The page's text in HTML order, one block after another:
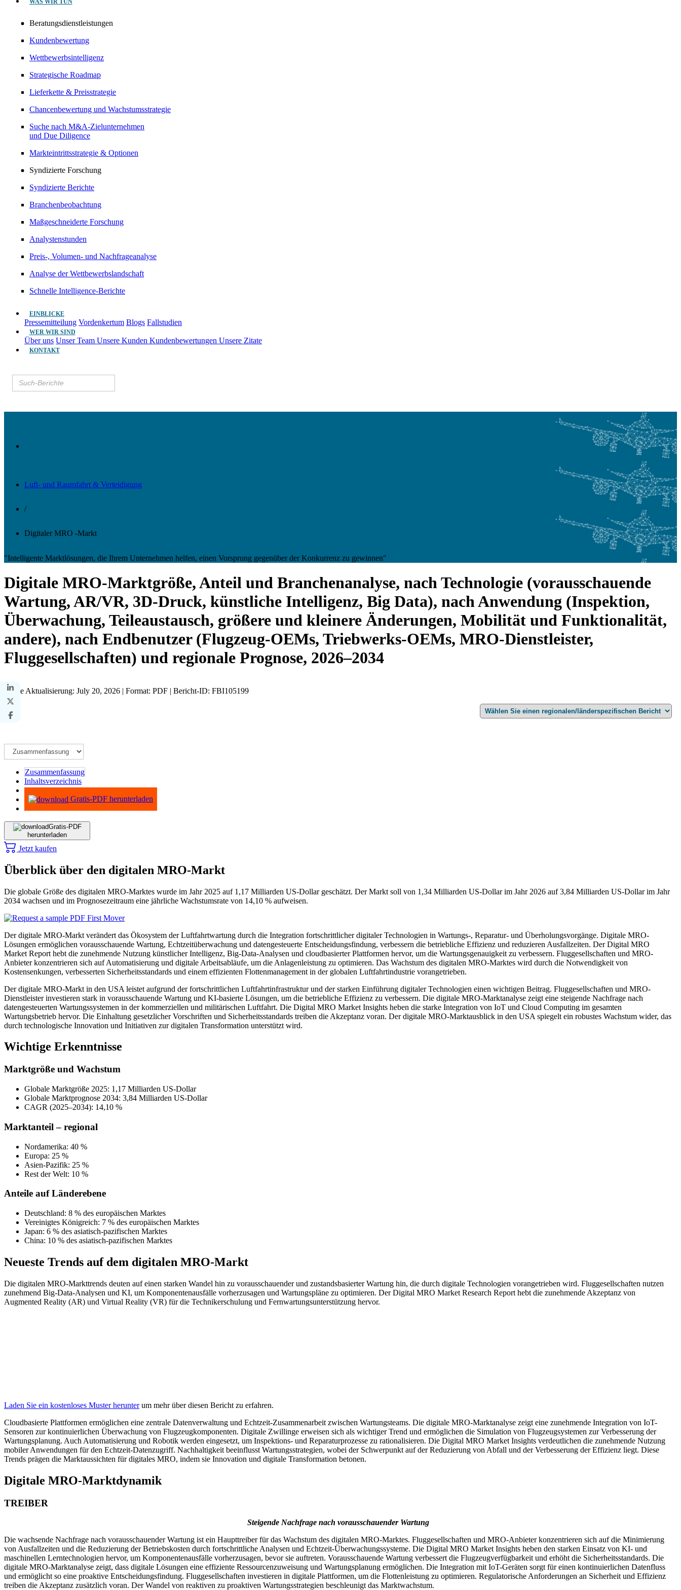
WAS WIR TUN
Beratungsdienstleistungen
Kundenbewertung
Wettbewerbsintelligenz
Strategische Roadmap
Lieferkette & Preisstrategie
Chancenbewertung und Wachstumsstrategie
Suche nach M&A-Zielunternehmen
und Due Diligence
Markteintrittsstrategie & Optionen
Syndizierte Forschung
Syndizierte Berichte
Branchenbeobachtung
Maßgeschneiderte Forschung
Analystenstunden
Preis-, Volumen- und Nachfrageanalyse
Analyse der Wettbewerbslandschaft
Schnelle Intelligence-Berichte
EINBLICKE
Pressemitteilung Vordenkertum Blogs Fallstudien
WER WIR SIND
Über uns Unser Team Unsere Kunden Kundenbewertungen Unsere Zitate
KONTAKT
Luft- und Raumfahrt & Verteidigung
/
Digitaler MRO -Markt
"Intelligente Marktlösungen, die Ihrem Unternehmen helfen, einen Vorsprung gegenüber der Konkurrenz zu gewinnen"
Digitale MRO-Marktgröße, Anteil und Branchenanalyse, nach Technologie (vorausschauende
Wartung, AR/VR, 3D-Druck, künstliche Intelligenz, Big Data), nach Anwendung (Inspektion,
Überwachung, Teileaustausch, größere und kleinere Änderungen, Mobilität und Funktionalität,
andere), nach Endbenutzer (Flugzeug-OEMs, Triebwerks-OEMs, MRO-Dienstleister,
Fluggesellschaften) und regionale Prognose, 2026–2034
Letzte Aktualisierung: July 20, 2026 | Format: PDF | Bericht-ID: FBI105199
Zusammenfassung
Inhaltsverzeichnis
Methodik
Gratis-PDF herunterladen
Gratis-PDF
herunterladen
Jetzt kaufen
Überblick über den digitalen MRO-Markt
Die globale Größe des digitalen MRO-Marktes wurde im Jahr 2025 auf 1,17 Milliarden US-Dollar geschätzt. Der Markt soll von 1,34 Milliarden US-Dollar im Jahr 2026 auf 3,84 Milliarden US-Dollar im Jahr
2034 wachsen und im Prognosezeitraum eine jährliche Wachstumsrate von 14,10 % aufweisen.
Der digitale MRO-Markt verändert das Ökosystem der Luftfahrtwartung durch die Integration fortschrittlicher digitaler Technologien in Wartungs-, Reparatur- und Überholungsvorgänge. Digitale MRO-
Lösungen ermöglichen vorausschauende Wartung, Echtzeitüberwachung und datengesteuerte Entscheidungsfindung, verbessern die betriebliche Effizienz und reduzieren Ausfallzeiten. Der Digital MRO
Market Report hebt die zunehmende Nutzung künstlicher Intelligenz, Big-Data-Analysen und cloudbasierter Plattformen hervor, um die Wartungsgenauigkeit zu verbessern. Fluggesellschaften und MRO-
Anbieter konzentrieren sich auf Automatisierung und digitale Arbeitsabläufe, um die Anlagenleistung zu optimieren. Das Wachstum des digitalen MRO-Marktes wird durch die Notwendigkeit von
Kostensenkungen, verbesserten Sicherheitsstandards und einem effizienten Flottenmanagement in der globalen Luftfahrtindustrie vorangetrieben.
Der digitale MRO-Markt in den USA leistet aufgrund der fortschrittlichen Luftfahrtinfrastruktur und der starken Einführung digitaler Technologien einen wichtigen Beitrag. Fluggesellschaften und MRO-
Dienstleister investieren stark in vorausschauende Wartung und KI-basierte Lösungen, um die betriebliche Effizienz zu verbessern. Die digitale MRO-Marktanalyse zeigt eine steigende Nachfrage nach
datengesteuerten Wartungssystemen in der kommerziellen und militärischen Luftfahrt. Die Digital MRO Market Insights heben die starke Integration von IoT und Cloud Computing im gesamten
Wartungsbetrieb hervor. Die Einhaltung gesetzlicher Vorschriften und Sicherheitsstandards treiben die Akzeptanz voran. Der digitale MRO-Marktausblick in den USA spiegelt ein robustes Wachstum wider, das
durch technologische Innovation und Initiativen zur digitalen Transformation unterstützt wird.
Wichtige Erkenntnisse
Marktgröße und Wachstum
Globale Marktgröße 2025: 1,17 Milliarden US-Dollar
Globale Marktprognose 2034: 3,84 Milliarden US-Dollar
CAGR (2025–2034): 14,10 %
Marktanteil – regional
Nordamerika: 40 %
Europa: 25 %
Asien-Pazifik: 25 %
Rest der Welt: 10 %
Anteile auf Länderebene
Deutschland: 8 % des europäischen Marktes
Vereinigtes Königreich: 7 % des europäischen Marktes
Japan: 6 % des asiatisch-pazifischen Marktes
China: 10 % des asiatisch-pazifischen Marktes
Neueste Trends auf dem digitalen MRO-Markt
Die digitalen MRO-Markttrends deuten auf einen starken Wandel hin zu vorausschauender und zustandsbasierter Wartung hin, die durch digitale Technologien vorangetrieben wird. Fluggesellschaften nutzen
zunehmend Big-Data-Analysen und KI, um Komponentenausfälle vorherzusagen und Wartungspläne zu optimieren. Der Digital MRO Market Research Report hebt die zunehmende Akzeptanz von
Augmented Reality (AR) und Virtual Reality (VR) für die Technikerschulung und Fernwartungsunterstützung hervor.
Laden Sie ein kostenloses Muster herunterum mehr über diesen Bericht zu erfahren.
Cloudbasierte Plattformen ermöglichen eine zentrale Datenverwaltung und Echtzeit-Zusammenarbeit zwischen Wartungsteams. Die digitale MRO-Marktanalyse zeigt eine zunehmende Integration von IoT-
Sensoren zur kontinuierlichen Überwachung von Flugzeugkomponenten. Digitale Zwillinge erweisen sich als wichtiger Trend und ermöglichen die Simulation von Flugzeugsystemen zur Verbesserung der
Wartungsplanung. Auch Automatisierung und Robotik werden eingesetzt, um Inspektions- und Reparaturprozesse zu rationalisieren. Die Digital MRO Market Insights verdeutlichen die zunehmende Nutzung
mobiler Anwendungen für den Echtzeit-Datenzugriff. Nachhaltigkeit beeinflusst Wartungsstrategien, wobei der Schwerpunkt auf der Reduzierung von Abfall und der Verbesserung der Effizienz liegt. Diese
Trends prägen die Marktaussichten für digitales MRO, indem sie Innovation und digitale Transformation betonen.
Digitale MRO-Marktdynamik
TREIBER
Steigende Nachfrage nach vorausschauender Wartung
Die wachsende Nachfrage nach vorausschauender Wartung ist ein Haupttreiber für das Wachstum des digitalen MRO-Marktes. Fluggesellschaften und MRO-Anbieter konzentrieren sich auf die Minimierung
von Ausfallzeiten und die Reduzierung der Betriebskosten durch fortschrittliche Analysen und Echtzeit-Überwachungssysteme. Die Digital MRO Market Insights heben den starken Einsatz von KI- und
maschinellen Lerntechnologien hervor, um Komponentenausfälle vorherzusagen, bevor sie auftreten. Vorausschauende Wartung verbessert die Flugzeugverfügbarkeit und erhöht die Sicherheitsstandards. Die
digitale MRO-Marktanalyse zeigt, dass digitale Lösungen eine effiziente Ressourcenzuweisung und Wartungsplanung ermöglichen. Die Integration mit IoT-Geräten sorgt für einen kontinuierlichen Datenfluss
und ermöglicht so eine proaktive Entscheidungsfindung. Fluggesellschaften investieren in digitale Plattformen, um die Flottenleistung zu optimieren. Regulatorische Anforderungen an Sicherheit und Effizienz
treiben die Akzeptanz zusätzlich voran. Der Wandel von reaktiven zu proaktiven Wartungsstrategien beschleunigt das Marktwachstum.